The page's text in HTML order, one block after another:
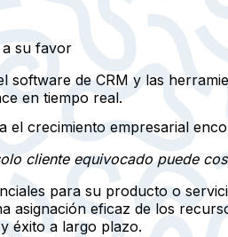
a su favor
software de CRM y las
en tiempo real.
el crecimiento empresarial
cliente equivocado puede
para su producto o
asignación eficaz de los
éxito a largo plazo.